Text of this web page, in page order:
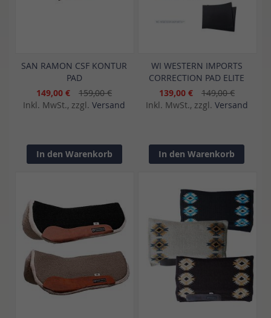
SAN RAMON CSF KONTUR
PAD
149,00 €
159,00 €
Inkl. MwSt., zzgl. Versand
In den Warenkorb
WI WESTERN IMPORTS
CORRECTION PAD ELITE
139,00 €
149,00 €
Inkl. MwSt., zzgl. Versand
In den Warenkorb